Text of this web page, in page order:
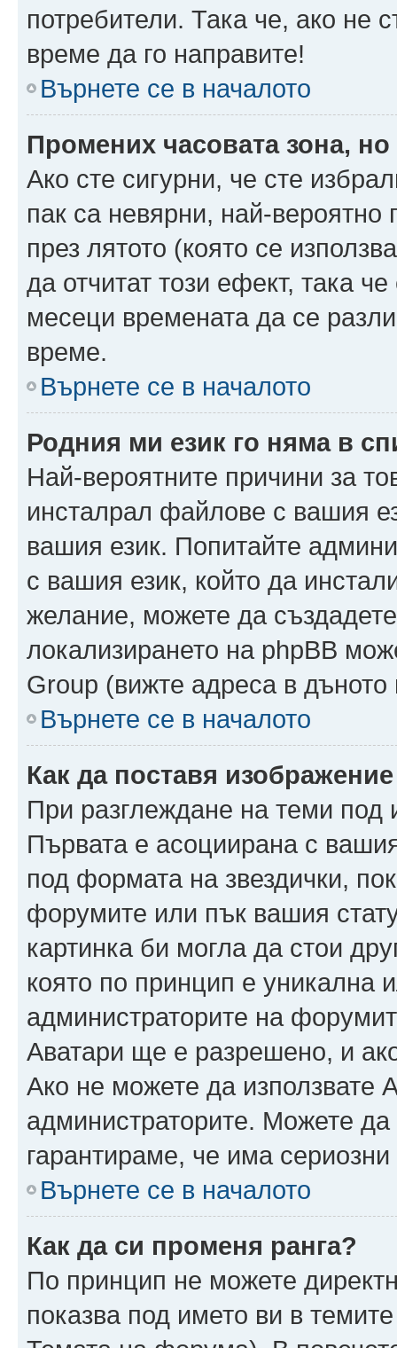
потребители. Така че, ако не
време да го направите!
Върнете се в началото
Промених часовата зона,
Ако сте сигурни, че сте
пак са невярни, най-
през лятото (която се
да отчитат този ефект, така
месеци времената да се
време.
Върнете се в началото
Родния ми език го няма в
Най-вероятните причини за
инсталрал файлове с вашия
вашия език. Попитайте
с вашия език, който да
желание, можете да
локализирането на phpBB
Group (вижте адреса в дъното
Върнете се в началото
Как да поставя
При разглеждане на теми под
Първата е асоциирана с
под формата на звездички,
форумите или пък вашия
картинка би могла да стои
която по принцип е уникална
администраторите на
Аватари ще е разрешено, и
Ако не можете да използвате
администраторите. Можете да
гарантираме, че има сериозни
Върнете се в началото
Как да си променя ранга?
По принцип не можете
показва под името ви в